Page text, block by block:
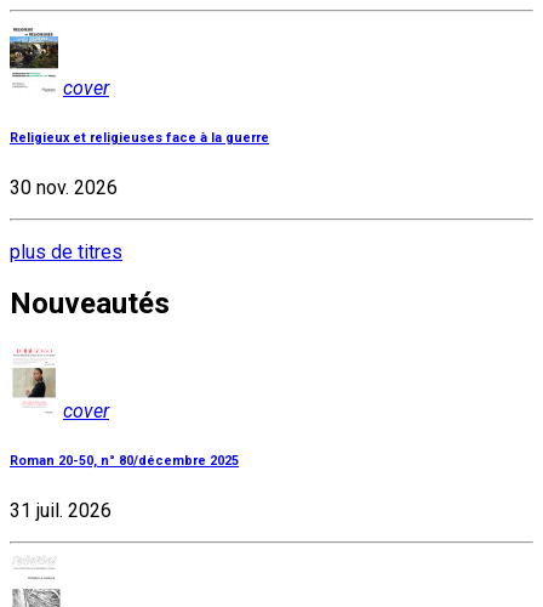
cover
Religieux et religieuses face à la guerre
30 nov. 2026
plus de titres
Nouveautés
cover
Roman 20-50, n° 80/décembre 2025
31 juil. 2026